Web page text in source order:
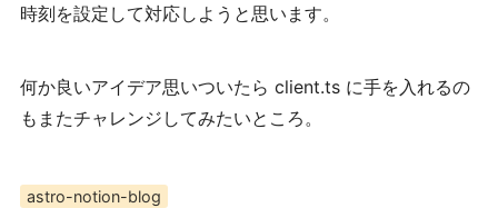
時刻を設定して対応しようと思います。
何か良いアイデア思いついたら client.ts に手を入れるの
もまたチャレンジしてみたいところ。
astro-notion-blog